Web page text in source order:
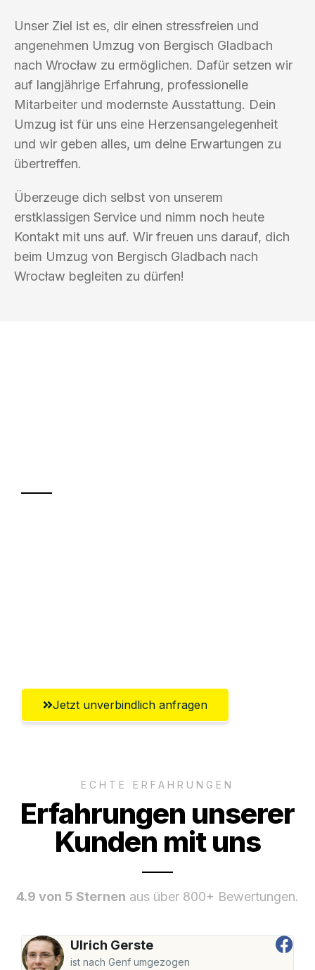
Unser Ziel ist es, dir einen stressfreien und
angenehmen Umzug von Bergisch Gladbach
nach Wrocław zu ermöglichen. Dafür setzen wir
auf langjährige Erfahrung, professionelle
Mitarbeiter und modernste Ausstattung. Dein
Umzug ist für uns eine Herzensangelegenheit
und wir geben alles, um deine Erwartungen zu
übertreffen.
Überzeuge dich selbst von unserem
erstklassigen Service und nimm noch heute
Kontakt mit uns auf. Wir freuen uns darauf, dich
beim Umzug von Bergisch Gladbach nach
Wrocław begleiten zu dürfen!
Jetzt unverbindlich anfragen
ECHTE ERFAHRUNGEN
Erfahrungen unserer
Kunden mit uns
4.9 von 5 Sternen aus über 800+ Bewertungen.
Ulrich Gerste
ist nach Genf umgezogen